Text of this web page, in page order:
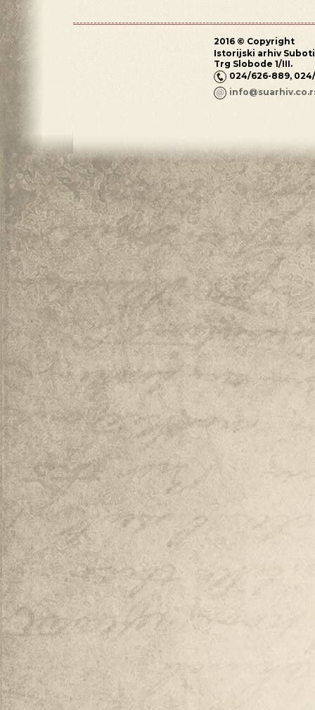
2016 © Copyright
Istorijski arhiv
Trg Slobode 1/III.
024/626-889,